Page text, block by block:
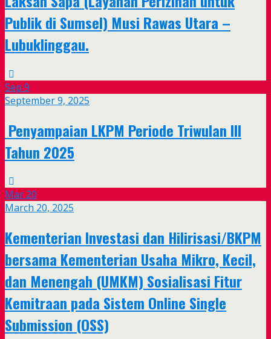
Publik di Sumsel) Musi Rawas Utara –
Lubuklinggau.
Sep 9
September 9, 2025
Penyampaian LKPM Periode Triwulan III
Tahun 2025
Mar 20
March 20, 2025
Kementerian Investasi dan Hilirisasi/BKPM
bersama Kementerian Usaha Mikro, Kecil,
dan Menengah (UMKM) Sosialisasi Fitur
Kemitraan pada Sistem Online Single
Submission (OSS)